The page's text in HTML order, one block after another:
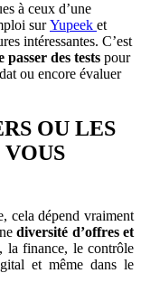
à ceux d’une
surYupeek et
intéressantes. C’est
passer des tests pour
ou encore évaluer
OU LES
cela dépend vraiment
diversité d’offres et
la finance, le contrôle
et même dans le